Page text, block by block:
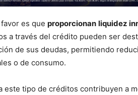
es que proporcionan liquidez
a través del crédito pueden ser
de sus deudas, permitiendo
o de consumo.
este tipo de créditos contribuyen a